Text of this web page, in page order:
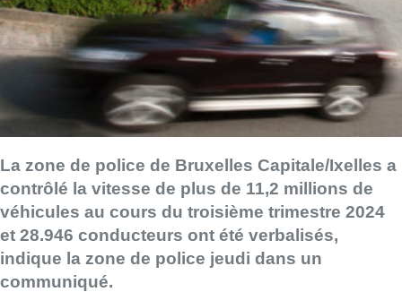
La zone de police de Bruxelles Capitale/Ixelles a
contrôlé la vitesse de plus de 11,2 millions de
véhicules au cours du troisième trimestre 2024
et 28.946 conducteurs ont été verbalisés,
indique la zone de police jeudi dans un
communiqué.